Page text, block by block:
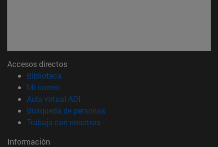
Accesos directos
Biblioteca
Mi correo(abre en nueva ventana)
Aula virtual ADI
Búsqueda de personas(abre en nueva ventana)
Trabaja con nosotros(abre en nueva ventana)
Información